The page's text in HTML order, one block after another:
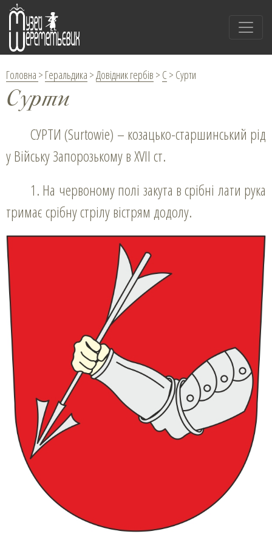
Головна > Геральдика >Довідник гербів > С > Сурти
Сурти
СУРТИ (Surtowie) – козацько-старшинський рід
у Війську Запорозькому в XVII ст.
1. На червоному полі закута в срібні лати рука
тримає срібну стрілу вістрям додолу.